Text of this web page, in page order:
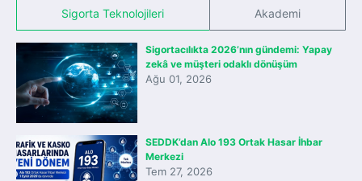
Sigorta Teknolojileri Akademi
Sigortacılıkta 2026’nın gündemi: Yapay
zekâ ve müşteri odaklı dönüşüm
Ağu 01, 2026
SEDDK’dan Alo 193 Ortak Hasar İhbar
Merkezi
Tem 27, 2026